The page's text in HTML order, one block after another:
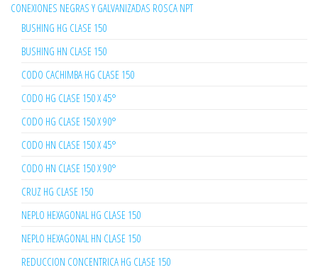
CONEXIONES NEGRAS Y GALVANIZADAS ROSCA NPT
BUSHING HG CLASE 150
BUSHING HN CLASE 150
CODO CACHIMBA HG CLASE 150
CODO HG CLASE 150 X 45°
CODO HG CLASE 150 X 90°
CODO HN CLASE 150 X 45°
CODO HN CLASE 150 X 90°
CRUZ HG CLASE 150
NEPLO HEXAGONAL HG CLASE 150
NEPLO HEXAGONAL HN CLASE 150
REDUCCION CONCENTRICA HG CLASE 150